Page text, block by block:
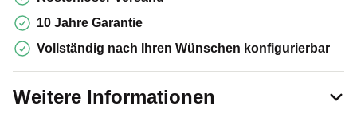
10 Jahre Garantie
Vollständig nach Ihren Wünschen konfigurierbar
Weitere Informationen